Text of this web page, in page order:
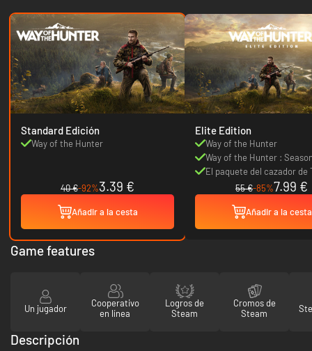
Standard Edición
Way of the Hunter
40 €-92%3.39 €
Añadir a la cesta
Elite Edition
Way of the Hunter
Way of the Hunter :
El paquete del cazador de
of the Hunter
55 €-85%7.99 €
Añadir a la cesta
Game features
Un jugador
Cooperativo
en línea
Logros de
Steam
Cromos de
Steam
Descripción